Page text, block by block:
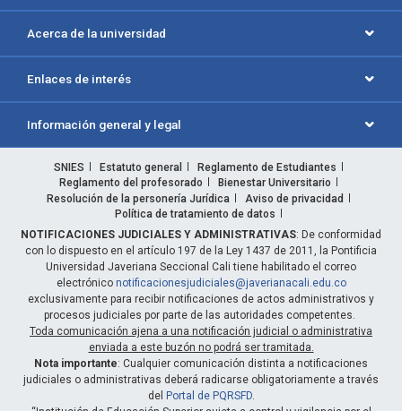
Acerca de la universidad
Enlaces de interés
Información general y legal
SNIES Estatuto general
Reglamento de Estudiantes
Reglamento del profesorado
Bienestar Universitario
Resolución de la personería Jurídica
Aviso de privacidad
Política de tratamiento de datos
NOTIFICACIONES JUDICIALES Y ADMINISTRATIVAS: De conformidad
con lo dispuesto en el artículo 197 de la Ley 1437 de 2011, la Pontificia
Universidad Javeriana Seccional Cali tiene habilitado el correo
electrónico notificacionesjudiciales@javerianacali.edu.co
exclusivamente para recibir notificaciones de actos administrativos y
procesos judiciales por parte de las autoridades competentes.
Toda comunicación ajena a una notificación judicial o administrativa
enviada a este buzón no podrá ser tramitada.
Nota importante: Cualquier comunicación distinta a notificaciones
judiciales o administrativas deberá radicarse obligatoriamente a través
del Portal de PQRSFD.